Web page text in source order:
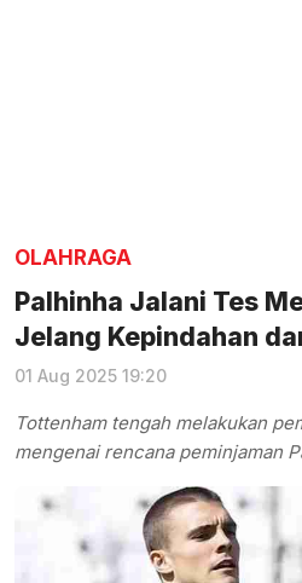
OLAHRAGA
Palhinha Jalani Tes
Jelang Kepindahan
01 Aug 2025 19:20
Tottenham tengah melakukan
mengenai rencana peminjaman